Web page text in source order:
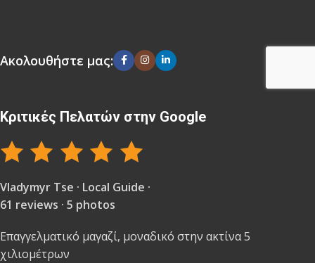
Ακολουθήστε μας:
Κριτικές Πελατών στην Google
Vladymyr Tse · Local Guide ·
61 reviews · 5 photos
Επαγγελματικό μαγαζί, μοναδικό στην ακτίνα 5
χιλιομέτρων